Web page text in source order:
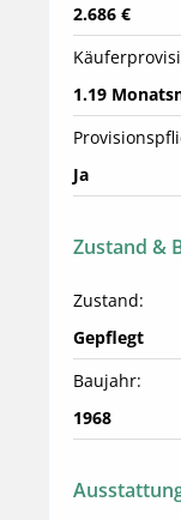
2.686 €
1.19
Ja
Zustand &
Zustand:
Gepflegt
Baujahr:
1968